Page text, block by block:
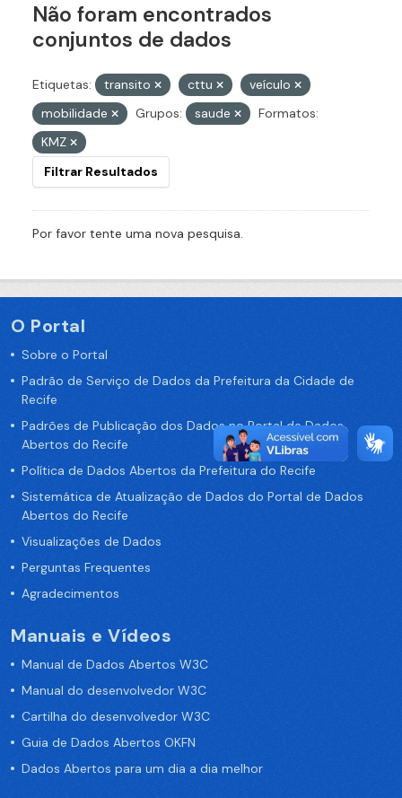
Não foram encontrados
conjuntos de dados
Etiquetas: transito cttu
veículo
mobilidade
Grupos: saude
Formatos:
KMZ
Filtrar Resultados
Por favor tente uma nova pesquisa.
O Portal
Sobre o Portal
Padrão de Serviço de Dados da Prefeitura da Cidade de
Recife
Padrões de Publicação dos Dados no Portal de Dados
Abertos do Recife
Política de Dados Abertos da Prefeitura do Recife
Sistemática de Atualização de Dados do Portal de Dados
Abertos do Recife
Visualizações de Dados
Perguntas Frequentes
Agradecimentos
Manuais e Vídeos
Manual de Dados Abertos W3C
Manual do desenvolvedor W3C
Cartilha do desenvolvedor W3C
Guia de Dados Abertos OKFN
Dados Abertos para um dia a dia melhor